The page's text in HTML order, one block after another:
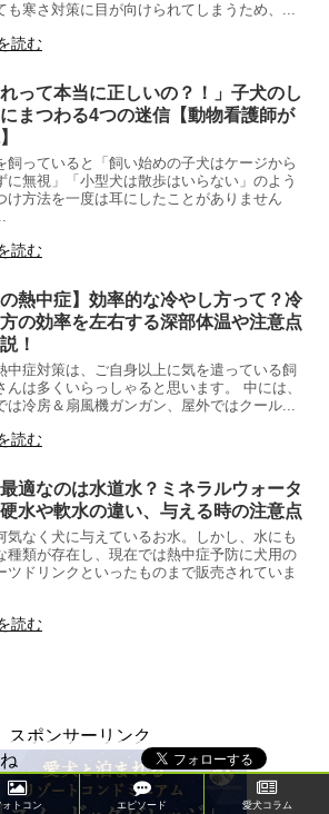
も寒さ対策に目が向けられてしまうため、...
読む
れって本当に正しいの？！」子犬のし
まつわる4つの迷信【動物看護師が
飼っていると「飼い始めの子犬はケージから
に無視」「小型犬は散歩はいらない」のよう
け方法を一度は耳にしたことがありません
読む
の熱中症】効率的な冷やし方って？冷
の効率を左右する深部体温や注意点
！
中症対策は、ご自身以上に気を遣っている飼
んは多くいらっしゃると思います。 中には、
は冷房＆扇風機ガンガン、屋外ではクール...
読む
適なのは水道水？ミネラルウォータ
水や軟水の違い、与える時の注意点
気なく犬に与えているお水。しかし、水にも
種類が存在し、現在では熱中症予防に犬用の
ツドリンクといったものまで販売されていま
読む
スポンサーリンク
ォトコン エピソード 愛犬コラム